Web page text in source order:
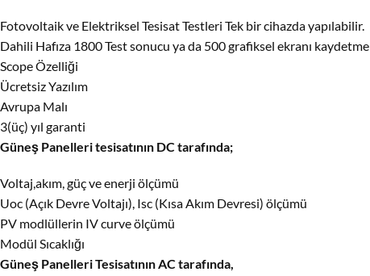
Fotovoltaik ve Elektriksel Tesisat Testleri Tek bir cihazda yapılabilir.
Dahili Hafıza 1800 Test sonucu ya da 500 grafiksel ekranı kaydetme
Scope Özelliği
Ücretsiz Yazılım
Avrupa Malı
3(üç) yıl garanti
Güneş Panelleri tesisatının DC tarafında;
Voltaj,akım, güç ve enerji ölçümü
Uoc (Açık Devre Voltajı), Isc (Kısa Akım Devresi) ölçümü
PV modlüllerin IV curve ölçümü
Modül Sıcaklığı
Güneş Panelleri Tesisatının AC tarafında,